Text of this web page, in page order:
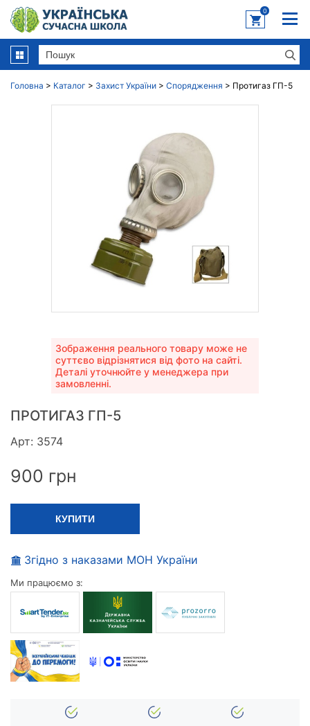
0
Головна > Каталог > Захист України > Спорядження > Протигаз ГП-5
Зображення реального товару може не
суттєво відрізнятися від фото на сайті.
Деталі уточнюйте у менеджера при
замовленні.
ПРОТИГАЗ ГП-5
Арт: 3574
900 грн
КУПИТИ
Згідно з наказами МОН України
Ми працюємо з: